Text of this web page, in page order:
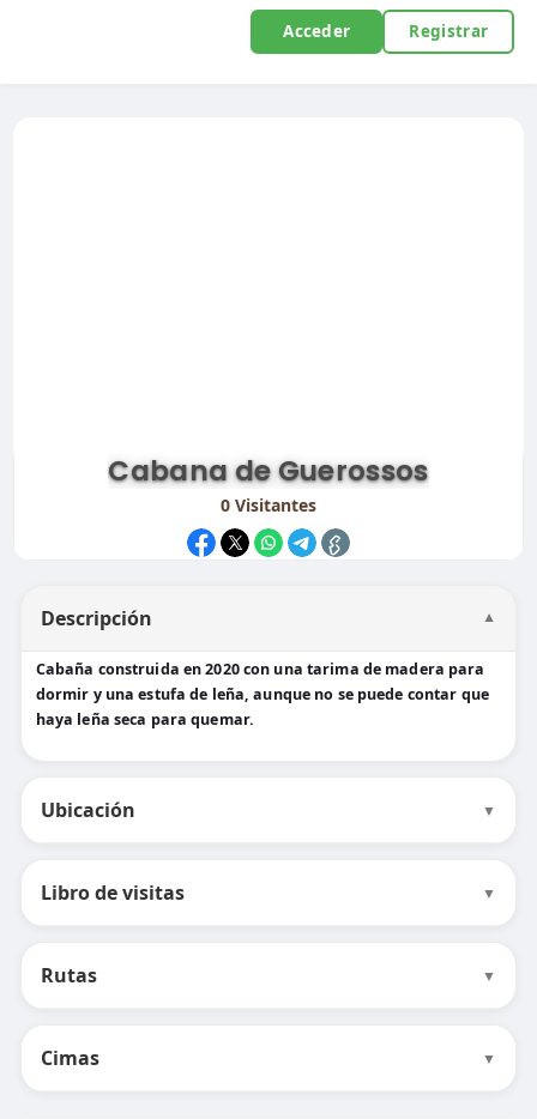
Acceder Registrar
Cabana de Guerossos
0Visitantes
Descripción ▼
Cabaña construida en 2020 con una tarima de madera para
dormir y una estufa de leña, aunque no se puede contar que
haya leña seca para quemar.
Ubicación ▼
Libro de visitas ▼
Rutas ▼
Cimas ▼